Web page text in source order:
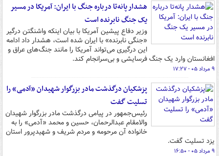
هشدار پانه‌تا درباره جنگ با ایران: آمریکا در مسیر
یک جنگ نابرنده است
وزیر دفاع پیشین آمریکا با بیان اینکه واشنگتن درگیر
«جنگی نابرنده» با ایران شده است، هشدار داد ادامه
این درگیری می‌تواند آمریکا را مانند جنگ‌های عراق و
افغانستان وارد یک جنگ فرسایشی و بی‌سرانجام کند.
۹ مرداد ۰۵ - ۱۷:۲۷
پزشکیان درگذشت مادر بزرگوار شهیدان «آدمی» را
تسلیت گفت
رئیس‌جمهور در پیامی درگذشت مادر بزرگوار شهیدان
والامقام عبدالرحمان، حسین و محمد «آدمی» را به
خانواده آن مرحومه و مردم شریف و شهیدپرور استان
یزد تسلیت گفت.
۹ مرداد ۰۵ - ۱۶:۵۰